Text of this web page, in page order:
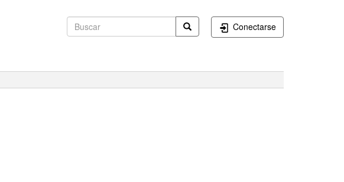
Conectarse